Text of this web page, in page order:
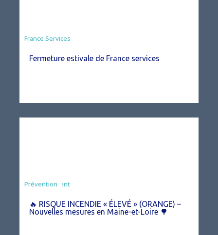
France Services
Fermeture estivale de France services
Agriculture
Arrêté
Environnement
Prévention
🔥 RISQUE INCENDIE « ÉLEVÉ » (ORANGE) –
Nouvelles mesures en Maine-et-Loire 🌳